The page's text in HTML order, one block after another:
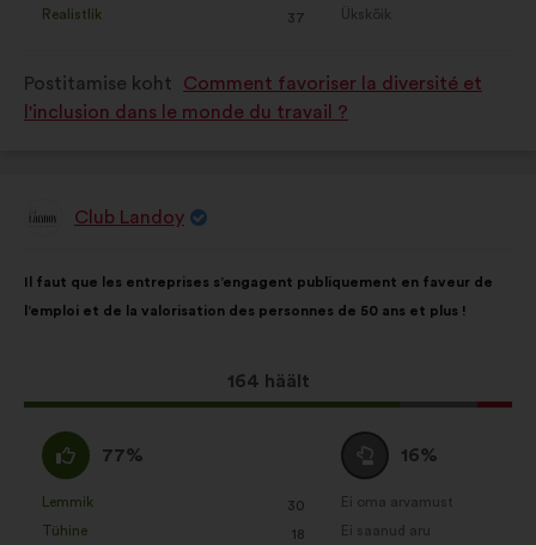
Realistlik
: 37
korda Ükskõik
:korda
Postitamise koht
Comment favoriser la diversité et
l'inclusion dans le monde du travail ?
EttepanekuClub Landoy
sisu:
Il faut que les entreprises s’engagent publiquement en faveur de
l’emploi et de la valorisation des personnes de 50 ans et plus !
Selle
ettepaneku
164 häält
jaotus:
Olen
nõus
:
77%
Lemmik
: 30
korda
Tühine 18
korda
Olen
erapooletu
:
16%
Ei oma arvamust
:korda
Ei saanud aru
:korda